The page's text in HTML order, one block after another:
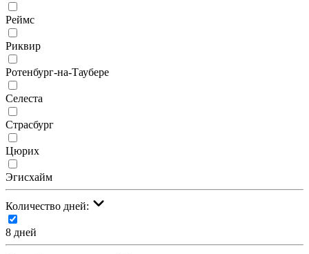
Реймс
Риквир
Ротенбург-на-Таубере
Селеста
Страсбург
Цюрих
Эгисхайм
Количество дней:
8 дней